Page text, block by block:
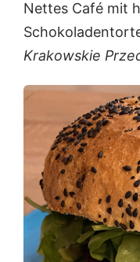
Nettes Café mit
Krakowskie